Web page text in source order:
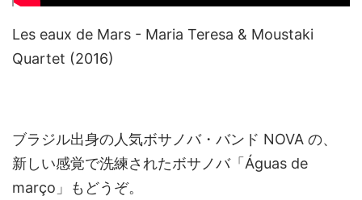
Les eaux de Mars - Maria Teresa & Moustaki
Quartet (2016)
ブラジル出身の人気ボサノバ・バンド NOVA の、
新しい感覚で洗練されたボサノバ「Águas de
março」もどうぞ。